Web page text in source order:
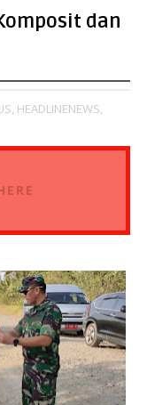
dan
HEADLINENEWS,